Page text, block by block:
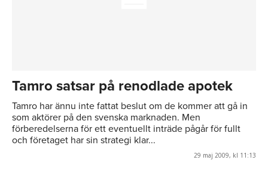
Tamro satsar på renodlade apotek
Tamro har ännu inte fattat beslut om de kommer att gå in
som aktörer på den svenska marknaden. Men
förberedelserna för ett eventuellt inträde pågår för fullt
och företaget har sin strategi klar...
29 maj 2009, kl 11:13